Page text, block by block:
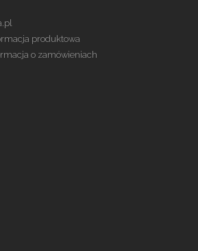
produktowa
o zamówieniach